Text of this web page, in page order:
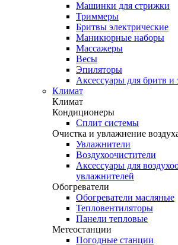
Машинки для стрижки
Триммеры
Бритвы электрические
Маникюрные наборы
Массажеры
Весы
Эпиляторы
Аксессуары для бритв и
Климат
Климат
Кондиционеры
Сплит системы
Очистка и увлажнение
Увлажнители
Воздухоочистители
Аксессуары для
увлажнителей
Обогреватели
Обогреватели масляные
Тепловентиляторы
Панели тепловые
Метеостанции
Погодные станции